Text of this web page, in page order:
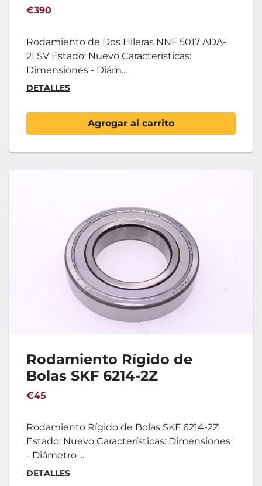
€390
Rodamiento de Dos Hileras NNF 5017 ADA-
2LSV Estado: Nuevo Características:
Dimensiones - Diám...
DETALLES
Agregar al carrito
Rodamiento Rígido de
Bolas SKF 6214-2Z
€45
Rodamiento Rígido de Bolas SKF 6214-2Z
Estado: Nuevo Características: Dimensiones
- Diámetro ...
DETALLES